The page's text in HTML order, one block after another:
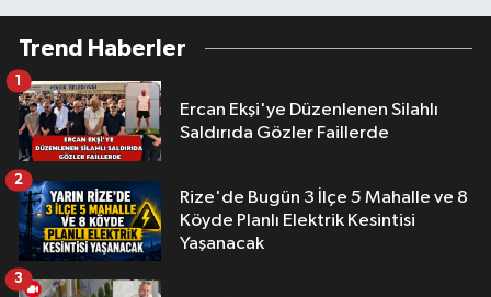
Trend Haberler
Ercan Ekşi'ye Düzenlenen Silahlı
Saldırıda Gözler Faillerde
1
Rize'de Bugün 3 İlçe 5 Mahalle ve 8
Köyde Planlı Elektrik Kesintisi
Yaşanacak
2
3